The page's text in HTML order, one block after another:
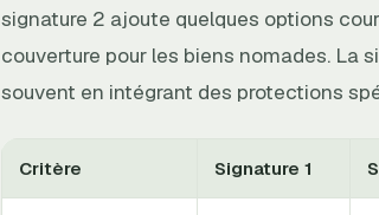
signature 2 ajoute quelques options
couverture pour les biens nomades. La
souvent en intégrant des protections
Critère Signature 1